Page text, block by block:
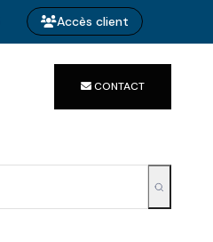
Accès client
CONTACT